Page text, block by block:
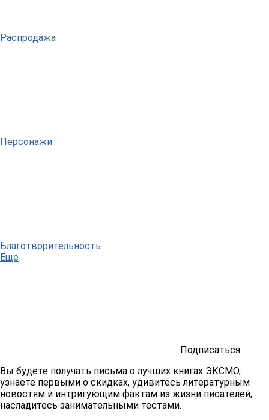
Распродажа
Персонажи
Благотворительность
Еще
Подписаться
Вы будете получать письма о лучших книгах ЭКСМО,
узнаете первыми о скидках, удивитесь литературным
новостям и интригующим фактам из жизни писателей,
насладитесь занимательными тестами.